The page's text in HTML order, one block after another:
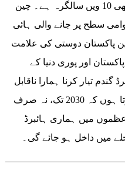
گندم کی عالمی سطح پر جانے کی بھی 10 ویں سالگرہ ہے۔ چین
سطح پر جانے والی ہائی
پاکستان دوستی کی علامت
اور پوری دنیا کے
گندم تیار کرنا ہمارا ناقابل
تردید مشن ہے۔ میں پیش گوئی کرتا ہوں کہ 2030 تک، نہ صرف
میں ہماری ہائبرڈ
میں داخل ہو جائے گی۔